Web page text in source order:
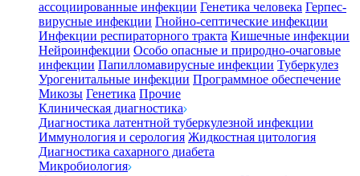
ассоциированные инфекции Генетика человека Герпес-
вирусные инфекции Гнойно-септические инфекции
Инфекции респираторного тракта Кишечные инфекции
Нейроинфекции Особо опасные и природно-очаговые
инфекции Папилломавирусные инфекции Туберкулез
Урогенитальные инфекции Программное обеспечение
Микозы Генетика Прочие
Клиническая диагностика
Диагностика латентной туберкулезной инфекции
Иммунология и серология Жидкостная цитология
Диагностика сахарного диабета
Микробиология